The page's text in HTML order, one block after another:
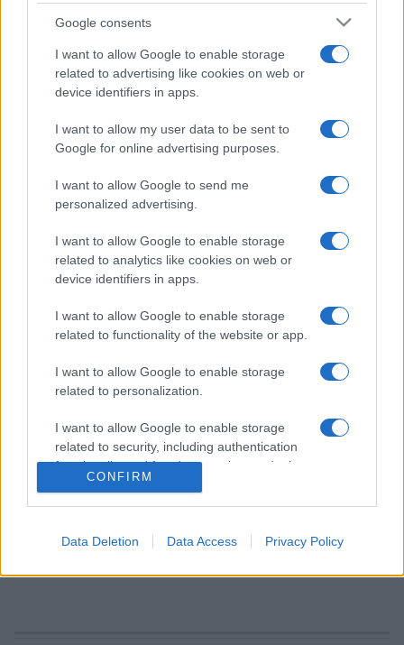
Google consents
I want to allow Google to enable storage
related to advertising like cookies on web or
device identifiers in apps.
I want to allow my user data to be sent to
Google for online advertising purposes.
I want to allow Google to send me
personalized advertising.
I want to allow Google to enable storage
related to analytics like cookies on web or
device identifiers in apps.
I want to allow Google to enable storage
related to functionality of the website or app.
I want to allow Google to enable storage
related to personalization.
I want to allow Google to enable storage
related to security, including authentication
functionality and fraud prevention, and other
user protection.
CONFIRM
Data Deletion Data Access Privacy Policy
hiperrealista drámáját, tavasszal pedig Csuja László
című filmjét, amely egy felnőtté válás története.
A gyártás-előkészítési fázisban jár Bánóczki Tibor és Szabó
SaroltaMűanyag égbolt című sci-fi animációja, amely olyan
jövőben játszódik, ahol a Föld növény- és állatvilágának
teljes pusztulása után a tudósok egy hihetetlenül tápláló, ám
A Filmalap ötéves fennállása alatt számos kiemelkedő
tehetségű fiatal alkotó tűnt fel, és készítette el első
mind a legnagyobb, úgynevezett A-kategóriás
filmfesztiválokon mutatkozott be, mint például az
műszak, aViharsarok, azUtóéletés aSzerdai gyerek
VAN valami furcsa és megmagyarázhatatlan
Liza, a rókatündér
a külföldi fesztiválsikereken túl a magyar
mozikban is kiemelkedő eredményt ért el, és szintén első
film volt az elmúlt évtizedek legjelentősebb és világhírű
magyar filmsikere, aSaul fiais ? áll a közleményben.
Forrás: MTI